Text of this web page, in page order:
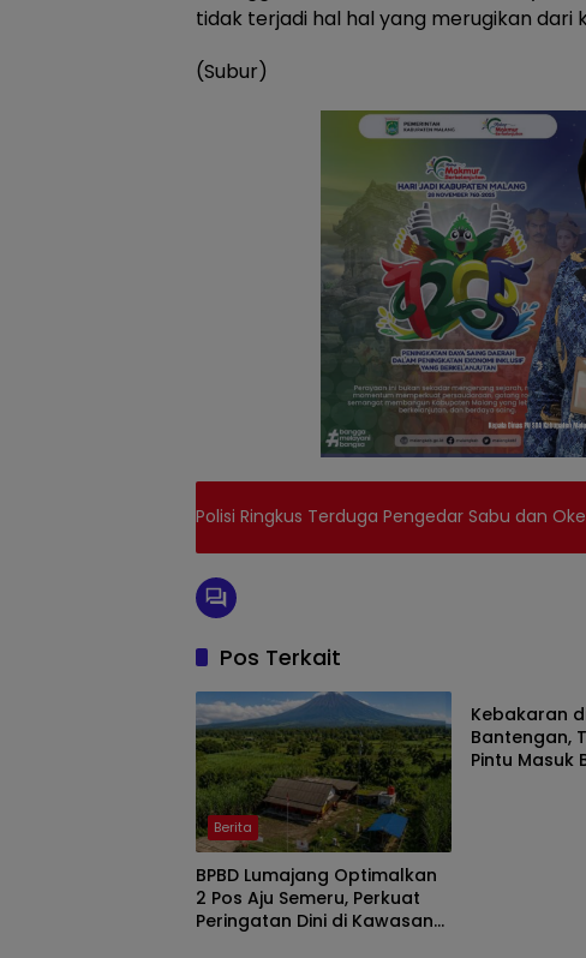
tidak terjadi hal hal yang merugikan dari
(Subur)
Polisi Ringkus Terduga Pengedar Sabu dan
Pos Terkait
Berita
BPBD Lumajang Optimalkan
2 Pos Aju Semeru, Perkuat
Peringatan Dini di Kawasan
Kebakaran
Bantengan,
Pintu Masuk
Berita